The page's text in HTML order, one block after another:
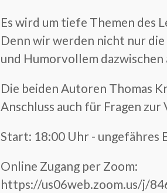
Es wird um tiefe Themen des
Denn wir werden nicht nur
und Humorvollem dazwischen
Die beiden Autoren Thomas
Anschluss auch für Fragen zur
Start: 18:00 Uhr - ungefähres
Online Zugang per Zoom:
https://us06web.zoom.us/j/